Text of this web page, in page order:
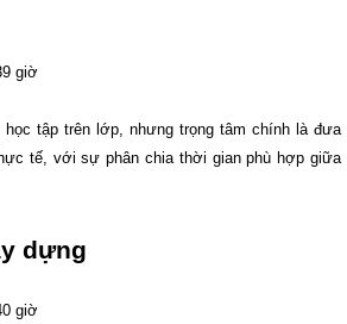
giờ
tập trên lớp, nhưng trọng tâm chính là đưa
tế, với sự phân chia thời gian phù hợp giữa
dựng
giờ